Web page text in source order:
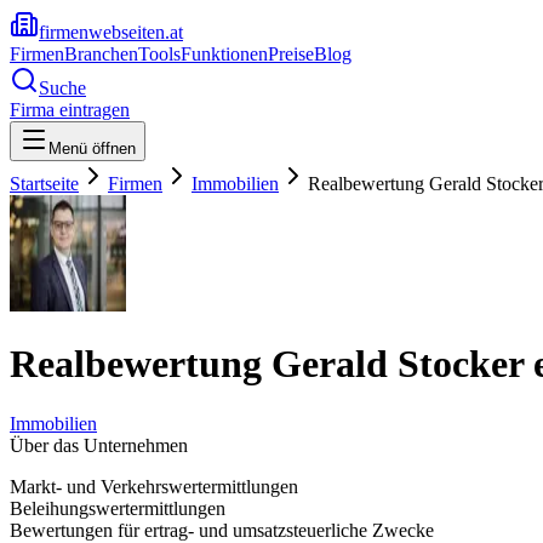
firmenwebseiten.at
FirmenBranchenToolsFunktionenPreiseBlog
Suche
Firma eintragen
Menü öffnen
Startseite Firmen Immobilien Realbewertung Gerald
Realbewertung Gerald Stocker
Immobilien
Über das Unternehmen
Markt- und Verkehrswertermittlungen
Beleihungswertermittlungen
Bewertungen für ertrag- und umsatzsteuerliche Zwecke